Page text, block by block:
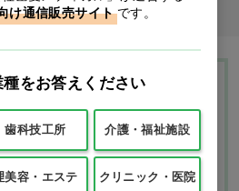
販のご利用ガイド・ヘル
プ
送料について
け通信販売サイト です。
をお答えください
歯科技工所 介護・福祉施設
美容・エステ クリニック・医院